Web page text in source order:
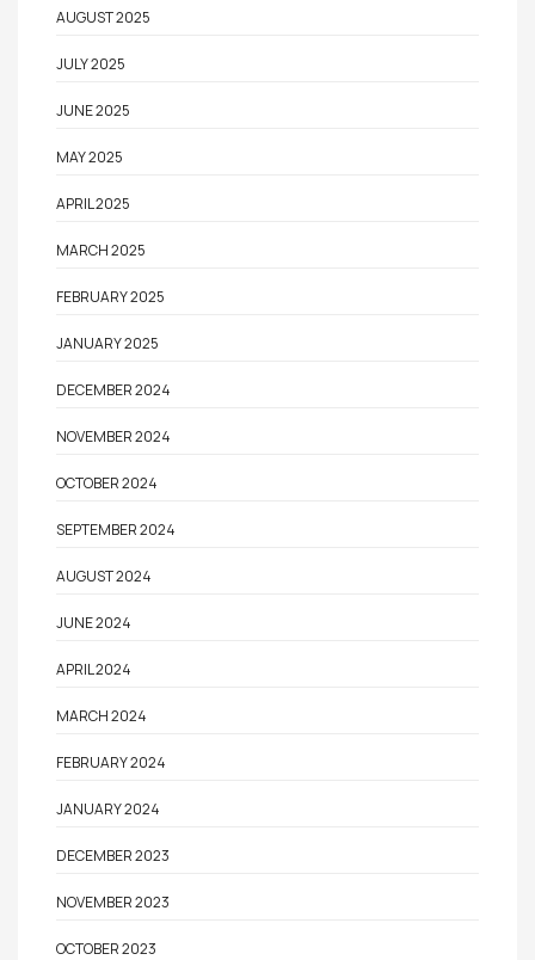
AUGUST 2025
JULY 2025
JUNE 2025
MAY 2025
APRIL 2025
MARCH 2025
FEBRUARY 2025
JANUARY 2025
DECEMBER 2024
NOVEMBER 2024
OCTOBER 2024
SEPTEMBER 2024
AUGUST 2024
JUNE 2024
APRIL 2024
MARCH 2024
FEBRUARY 2024
JANUARY 2024
DECEMBER 2023
NOVEMBER 2023
OCTOBER 2023